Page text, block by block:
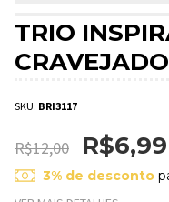
TRIO
CRAVEJADO
SKU: BRI3117
R$12,00 R$6,99
3% de desconto